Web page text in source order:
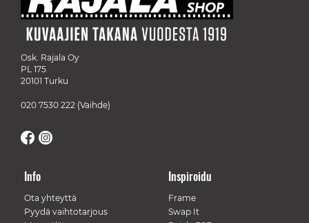
Osk. Rajala Oy
PL 175
20101 Turku
020 7530 222 (Vaihde)
Info
Ota yhteyttä
Pyydä vaihtotarjous
Inspiroidu
Frame
Swap It